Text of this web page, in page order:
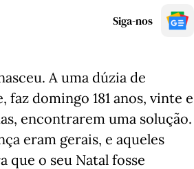
Siga-nos
A uma dúzia de
domingo 181 anos, vinte e
encontrarem uma solução.
eram gerais, e aqueles
que o seu Natal fosse